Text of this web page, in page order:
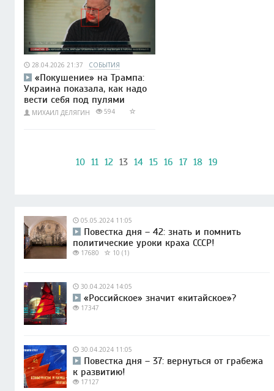
28.04.2026 21:37 СОБЫТИЯ
«Покушение» на Трампа:
Украина показала, как надо
вести себя под пулями
МИХАИЛ ДЕЛЯГИН 594
10 11 12 13 14 15 16 17 18 19
05.05.2024 11:05
Повестка дня – 42: знать и помнить
политические уроки краха СССР!
17680 10 (1)
30.04.2024 14:05
«Российское» значит «китайское»?
17347
30.04.2024 11:05
Повестка дня – 37: вернуться от грабежа
к развитию!
17127